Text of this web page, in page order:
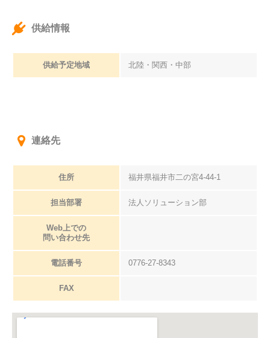
供給情報
供給予定地域 北陸・関西・中部
連絡先
住所 福井県福井市二の宮4-44-1
担当部署 法人ソリューション部
Web上での
問い合わせ先
電話番号 0776-27-8343
FAX